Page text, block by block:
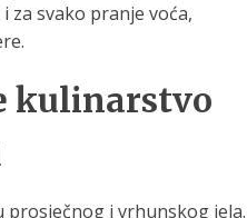
za svako pranje voća,
kulinarstvo
prosječnog i vrhunskog jela.